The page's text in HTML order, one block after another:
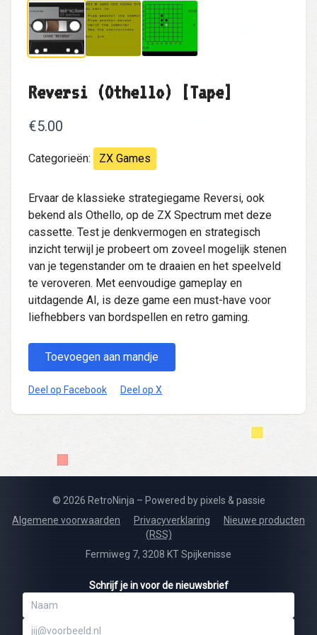
Reversi (Othello) [Tape]
€5.00
Categorieën: ZX Games
Ervaar de klassieke strategiegame Reversi, ook
bekend als Othello, op de ZX Spectrum met deze
cassette. Test je denkvermogen en strategisch
inzicht terwijl je probeert om zoveel mogelijk stenen
van je tegenstander om te draaien en het speelveld
te veroveren. Met eenvoudige gameplay en
uitdagende AI, is deze game een must-have voor
liefhebbers van bordspellen en retro gaming.
Toevoegen aan mandje
Deel op Facebook Deel op X
© 2026 RetroNinja – Powered by pixels & passie
Algemene voorwaarden
Privacyverklaring
Nieuwe producten
(RSS)
Fermiweg 7, 3208 KT Spijkenisse
Schrijf je in voor de nieuwsbrief